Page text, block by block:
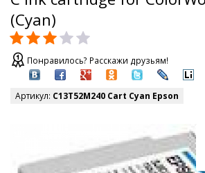
(Cyan)
Понравилось? Расскажи друзьям!
Артикул: C13T52M240 Cart Cyan Epson